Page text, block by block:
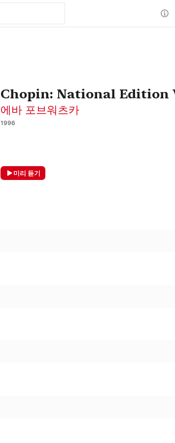
Chopin: National Edition
에바 포브워츠카
1996
미리 듣기